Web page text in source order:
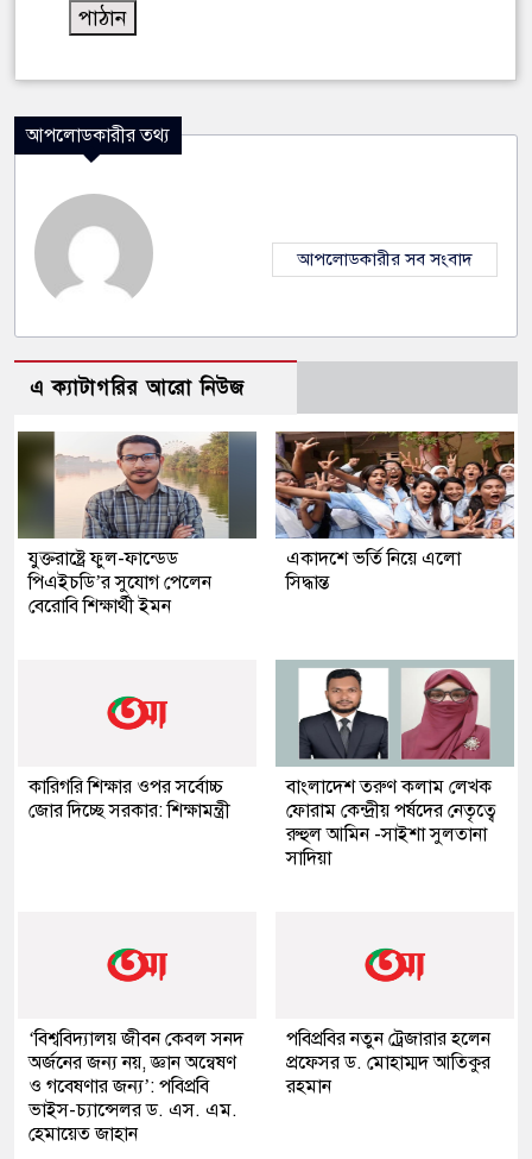
আপলোডকারীর তথ্য
আপলোডকারীর সব সংবাদ
এ ক্যাটাগরির আরো নিউজ
যুক্তরাষ্ট্রে ফুল-ফান্ডেড
পিএইচডি’র সুযোগ পেলেন
বেরোবি শিক্ষার্থী ইমন
একাদশে ভর্তি নিয়ে এলো
সিদ্ধান্ত
কারিগরি শিক্ষার ওপর সর্বোচ্চ
জোর দিচ্ছে সরকার: শিক্ষামন্ত্রী
বাংলাদেশ তরুণ কলাম লেখক
ফোরাম কেন্দ্রীয় পর্ষদের নেতৃত্বে
রুহুল আমিন -সাইশা সুলতানা
সাদিয়া
‘বিশ্ববিদ্যালয় জীবন কেবল সনদ
অর্জনের জন্য নয়, জ্ঞান অন্বেষণ
ও গবেষণার জন্য’: পবিপ্রবি
ভাইস-চ্যান্সেলর ড. এস. এম.
হেমায়েত জাহান
পবিপ্রবির নতুন ট্রেজারার হলেন
প্রফেসর ড. মোহাম্মদ আতিকুর
রহমান